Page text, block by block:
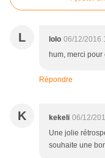
L lolo 06/12/2016
hum, merci
Répondre
K kekeli 06/12/
Une jolie
souhaite une